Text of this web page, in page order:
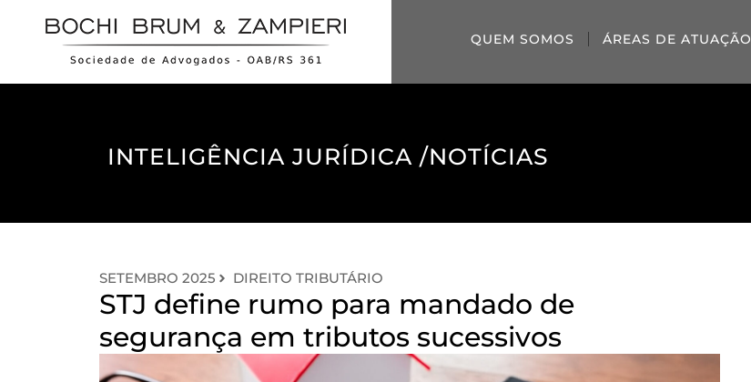
QUEM SOMOS ÁREAS DE ATUAÇÃO
INTELIGÊNCIA JURÍDICA /NOTÍCIAS
SETEMBRO 2025 DIREITO TRIBUTÁRIO
STJ define rumo para mandado de
segurança em tributos sucessivos